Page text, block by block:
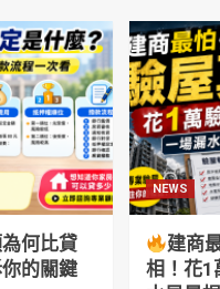
何比貸
的關鍵
NEWS
建商
相！花1